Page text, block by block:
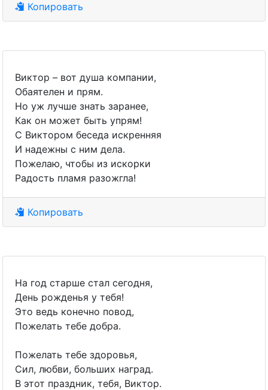
Копировать
Виктор – вот душа компании,
Обаятелен и прям.
Но уж лучше знать заранее,
Как он может быть упрям!
С Виктором беседа искренняя
И надежны с ним дела.
Пожелаю, чтобы из искорки
Радость пламя разожгла!
Копировать
На год старше стал сегодня,
День рожденья у тебя!
Это ведь конечно повод,
Пожелать тебе добра.
Пожелать тебе здоровья,
Сил, любви, больших наград.
В этот праздник, тебя, Виктор.